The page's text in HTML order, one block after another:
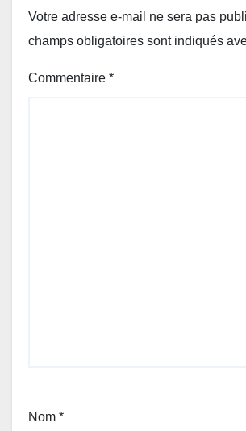
Votre adresse e-mail ne sera pas
champs obligatoires sont indiqués
Commentaire *
Nom *